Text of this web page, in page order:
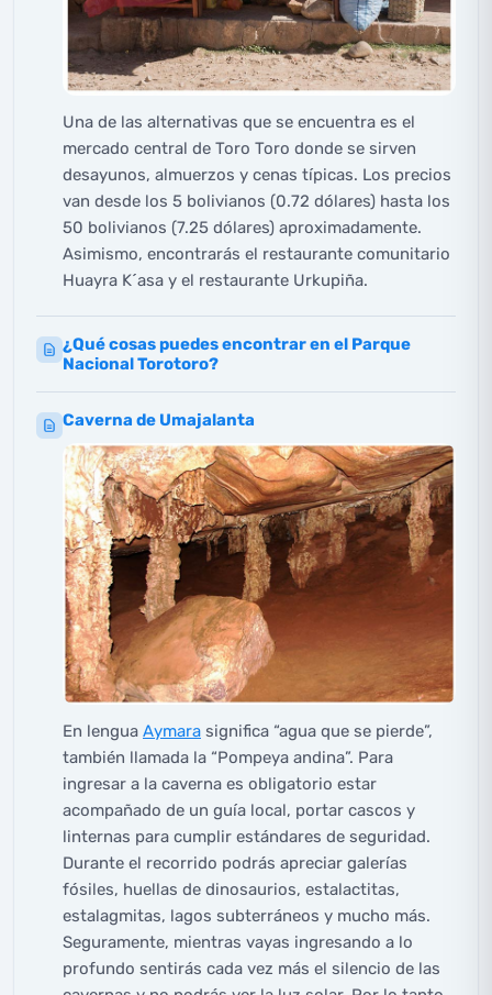
Una de las alternativas que se encuentra es el
mercado central de Toro Toro donde se sirven
desayunos, almuerzos y cenas típicas. Los precios
van desde los 5 bolivianos (0.72 dólares) hasta los
50 bolivianos (7.25 dólares) aproximadamente.
Asimismo, encontrarás el restaurante comunitario
Huayra K´asa y el restaurante Urkupiña.
¿Qué cosas puedes encontrar en el Parque
Nacional Torotoro?
Caverna de Umajalanta
En lengua Aymara significa “agua que se pierde”,
también llamada la “Pompeya andina”. Para
ingresar a la caverna es obligatorio estar
acompañado de un guía local, portar cascos y
linternas para cumplir estándares de seguridad.
Durante el recorrido podrás apreciar galerías
fósiles, huellas de dinosaurios, estalactitas,
estalagmitas, lagos subterráneos y mucho más.
Seguramente, mientras vayas ingresando a lo
profundo sentirás cada vez más el silencio de las